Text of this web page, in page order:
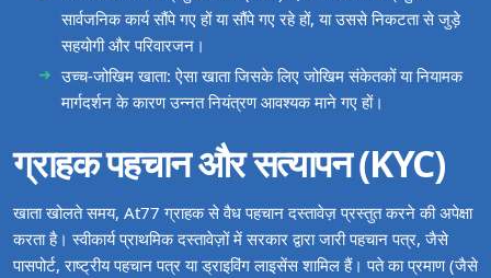
सार्वजनिक कार्य सौंपे गए हों या सौंपे गए रहे हों, या उससे निकटता से जुड़े
सहयोगी और परिवारजन।
उच्च‑जोखिम खाता: ऐसा खाता जिसके लिए जोखिम संकेतकों या नियामक
मार्गदर्शन के कारण उन्नत नियंत्रण आवश्यक माने गए हों।
ग्राहक पहचान और सत्यापन (KYC)
खाता खोलते समय, At77 ग्राहक से वैध पहचान दस्तावेज़ प्रस्तुत करने की अपेक्षा
करता है। स्वीकार्य प्राथमिक दस्तावेज़ों में सरकार द्वारा जारी पहचान पत्र, जैसे
पासपोर्ट, राष्ट्रीय पहचान पत्र या ड्राइविंग लाइसेंस शामिल हैं। पते का प्रमाण (जैसे